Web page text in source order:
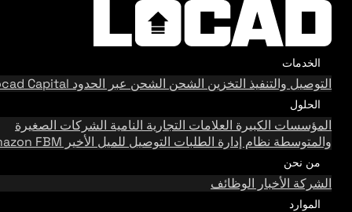
الخدمات
التوصيل والتنفيذالتخزينالشحنالشحن عبر الحدودLocad Capital
الحلول
المؤسسات الكبيرةالعلامات التجارية الناميةالشركات الصغيرة
والمتوسطةنظام إدارة الطلباتالتوصيل للميل الأخيرAmazon FBM
من نحن
الشركة الأخبارالوظائف
الموارد